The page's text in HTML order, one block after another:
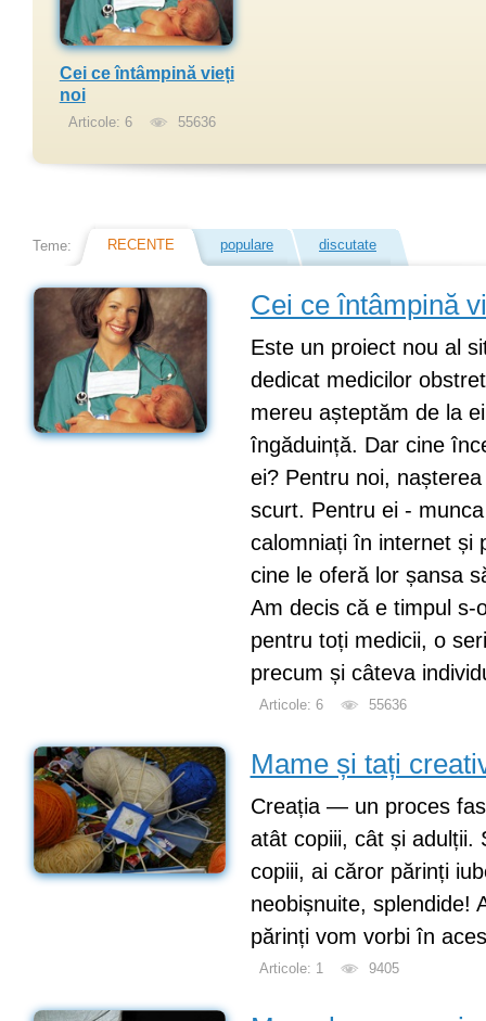
Cei ce întâmpină vieți
noi
Articole: 6 55636
Teme: RECENTE populare discutate
Cei ce întâmpină
Este un proiect nou al
dedicat medicilor
mereu așteptăm de la
îngăduință. Dar cine
ei? Pentru noi,
scurt. Pentru ei -
calomniați în internet și
cine le oferă lor șansa
Am decis că e timpul s-
pentru toți medicii, o
precum și câteva
Articole: 6 55636
Mame și tați
Creația — un proces
atât copiii, cât și adulții.
copiii, ai căror părinți
neobișnuite, splendide!
părinți vom vorbi în
Articole: 1 9405